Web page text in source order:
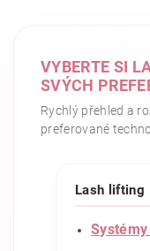
VYBERTE SI
SVÝCH
Rychlý přehled a
preferované
Lash lifting